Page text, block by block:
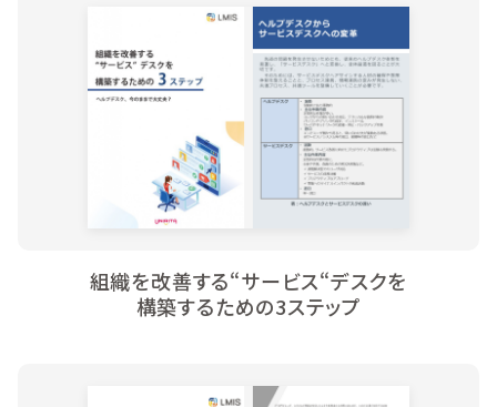
組織を改善する“サービス“デスクを
構築するための3ステップ